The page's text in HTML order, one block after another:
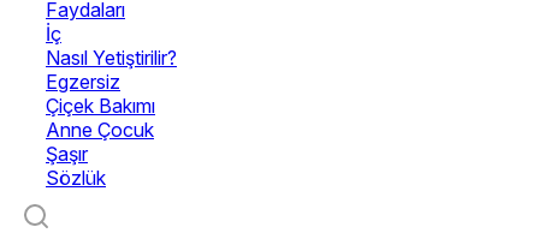
Faydaları
İç
Nasıl Yetiştirilir?
Egzersiz
Çiçek Bakımı
Anne Çocuk
Şaşır
Sözlük